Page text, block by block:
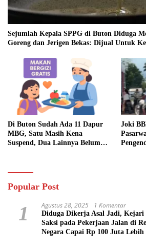
Sejumlah Kepala SPPG di Buton Diduga
Goreng dan Jerigen Bekas: Dijual Untuk
Di Buton Sudah Ada 11 Dapur
MBG, Satu Masih Kena
Suspend, Dua Lainnya Belum
Joki
Popular Post
1 Agustus 28, 2025 1 Komentar
Diduga Dikerja Asal Jadi, Kejari
Saksi pada Pekerjaan Jalan di
Negara Capai Rp 100 Juta Lebih